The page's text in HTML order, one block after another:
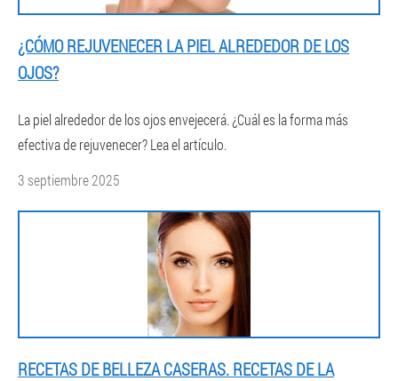
¿CÓMO REJUVENECER LA PIEL ALREDEDOR DE LOS
OJOS?
La piel alrededor de los ojos envejecerá. ¿Cuál es la forma más
efectiva de rejuvenecer? Lea el artículo.
3 septiembre 2025
RECETAS DE BELLEZA CASERAS. RECETAS DE LA